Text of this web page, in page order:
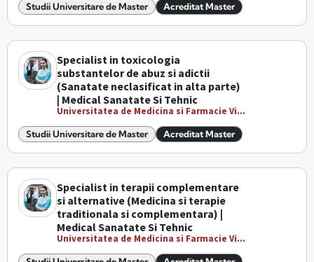
Studii Universitare de Master Acreditat Master
Specialist in toxicologia
substantelor de abuz si adictii
(Sanatate neclasificat in alta parte)
| Medical Sanatate Si Tehnic
Universitatea de Medicina si Farmacie Vi...
Studii Universitare de Master Acreditat Master
Specialist in terapii complementare
si alternative (Medicina si terapie
traditionala si complementara) |
Medical Sanatate Si Tehnic
Universitatea de Medicina si Farmacie Vi...